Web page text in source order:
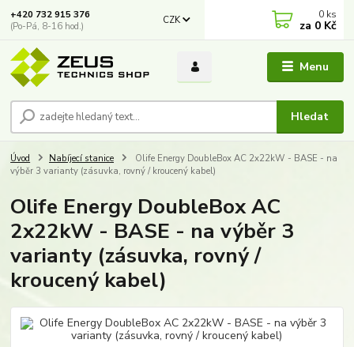
Menu
CZK
Hledat
+420 732 915 376
(Po-Pá, 8-16 hod.)
0 ks
za 0 Kč
Úvod Nabíjecí stanice
Olife Energy DoubleBox AC 2x22kW - BASE - na
výběr 3 varianty (zásuvka, rovný / kroucený kabel)
Olife Energy DoubleBox AC
2x22kW - BASE - na výběr 3
varianty (zásuvka, rovný /
kroucený kabel)